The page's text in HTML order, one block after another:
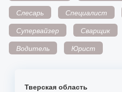
Слесарь
Специалист
Супервайзер
Сварщик
Водитель
Юрист
Тверская область